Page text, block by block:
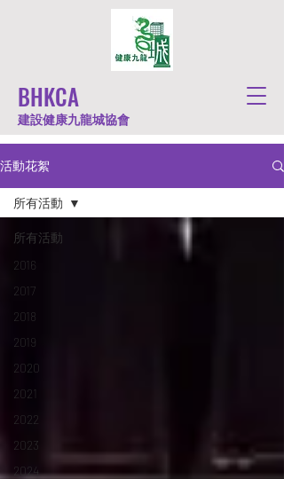
BHKCA
建設健康九龍城協會
活動花絮
所有活動
2016
2017
2018
2019
2020
2021
2022
2023
2024
所有活動